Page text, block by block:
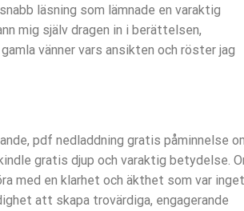
läsning som lämnade en varaktig
mig själv dragen in i berättelsen,
vänner vars ansikten och röster jag
pdf nedladdning gratis påminnelse
gratis djup och varaktig betydelse.
med en klarhet och äkthet som var inget
att skapa trovärdiga, engagerande